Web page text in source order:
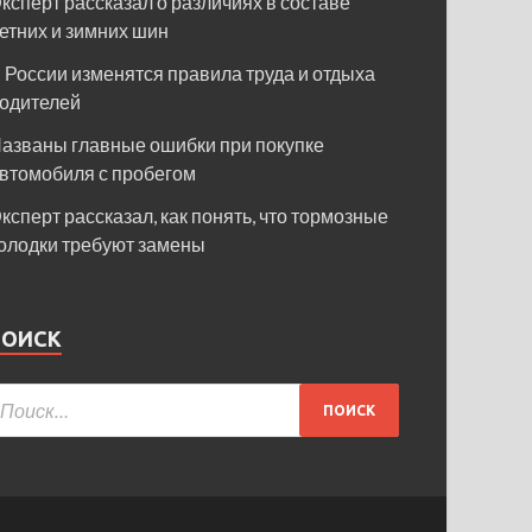
и зимних шин
России изменятся правила труда и отдыха
главные ошибки при покупке
с пробегом
рассказал, как понять, что тормозные
требуют замены